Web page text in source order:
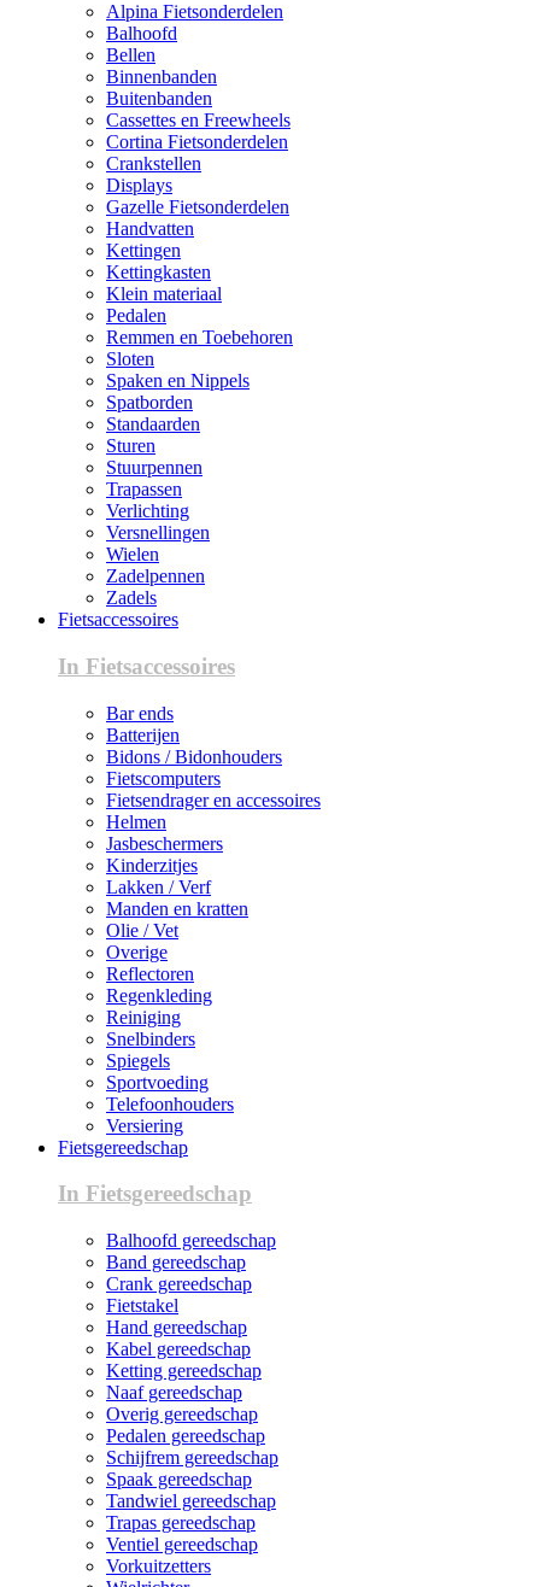
Alpina Fietsonderdelen
Balhoofd
Bellen
Binnenbanden
Buitenbanden
Cassettes en Freewheels
Cortina Fietsonderdelen
Crankstellen
Displays
Gazelle Fietsonderdelen
Handvatten
Kettingen
Kettingkasten
Klein materiaal
Pedalen
Remmen en Toebehoren
Sloten
Spaken en Nippels
Spatborden
Standaarden
Sturen
Stuurpennen
Trapassen
Verlichting
Versnellingen
Wielen
Zadelpennen
Zadels
Fietsaccessoires
In Fietsaccessoires
Bar ends
Batterijen
Bidons / Bidonhouders
Fietscomputers
Fietsendrager en accessoires
Helmen
Jasbeschermers
Kinderzitjes
Lakken / Verf
Manden en kratten
Olie / Vet
Overige
Reflectoren
Regenkleding
Reiniging
Snelbinders
Spiegels
Sportvoeding
Telefoonhouders
Versiering
Fietsgereedschap
In Fietsgereedschap
Balhoofd gereedschap
Band gereedschap
Crank gereedschap
Fietstakel
Hand gereedschap
Kabel gereedschap
Ketting gereedschap
Naaf gereedschap
Overig gereedschap
Pedalen gereedschap
Schijfrem gereedschap
Spaak gereedschap
Tandwiel gereedschap
Trapas gereedschap
Ventiel gereedschap
Vorkuitzetters